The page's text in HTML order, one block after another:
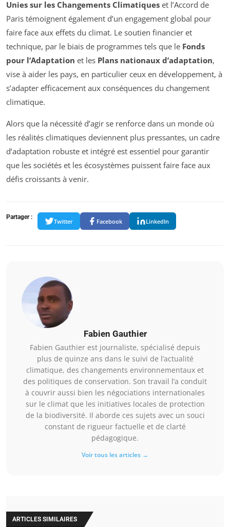
Unies sur les Changements Climatiques et l’Accord de
Paris témoignent également d’un engagement global pour
faire face aux effets du climat. Le soutien financier et
technique, par le biais de programmes tels que le Fonds
pour l’Adaptation et les Plans nationaux d’adaptation,
vise à aider les pays, en particulier ceux en développement, à
s’adapter efficacement aux conséquences du changement
climatique.
Alors que la nécessité d’agir se renforce dans un monde où
les réalités climatiques deviennent plus pressantes, un cadre
d’adaptation robuste et intégré est essentiel pour garantir
que les sociétés et les écosystèmes puissent faire face aux
défis croissants à venir.
Partager :
Twitter Facebook LinkedIn
Fabien Gauthier
Fabien Gauthier est journaliste, spécialisé depuis
plus de quinze ans dans le suivi de l’actualité
climatique, des changements environnementaux et
des politiques de conservation. Son travail l’a conduit
à couvrir aussi bien les négociations internationales
sur le climat que les initiatives locales de protection
de la biodiversité. Il aborde ces sujets avec un souci
constant de rigueur factuelle et de clarté
pédagogique.
Voir tous les articles →
ARTICLES SIMILAIRES